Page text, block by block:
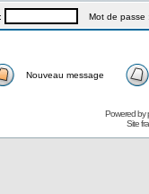
Mot de passe
Nouveau message
Powered by
Site